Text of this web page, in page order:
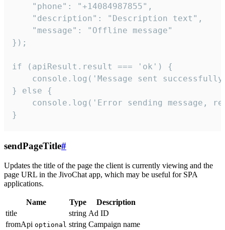
    "phone": "+14084987855",
    "description": "Description text",
    "message": "Offline message"
});
if (apiResult.result === 'ok') {
console.log('Message sent
} else {
console.log('Error sending message,
}
sendPageTitle#
Updates the title of the page the client is currently viewing and the
page URL in the JivoChat app, which may be useful for SPA
applications.
Name Type
Description
title
string Ad ID
fromApi optional string Campaign name